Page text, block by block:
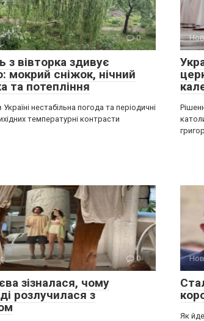
0
з вівторка здивує
мокрий сніжок, нічний
та потепління
нестабільна погода та періодичні
температурні контрасти
0
зізналася, чому
розлучилася з
Як